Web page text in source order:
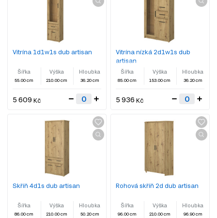
Vitrína 1d1w1s dub artisan
Šířka
55.00 cm
Výška
210.00 cm
Hloubka
36.20 cm
5 609 Kč
Vitrína nízká 2d1w1s dub
artisan
Šířka
85.00 cm
Výška
153.00 cm
Hloubka
36.20 cm
5 936 Kč
Skříň 4d1s dub artisan
Šířka
86.00 cm
Výška
210.00 cm
Hloubka
50.20 cm
Rohová skříň 2d dub artisan
Šířka
96.00 cm
Výška
210.00 cm
Hloubka
96.90 cm